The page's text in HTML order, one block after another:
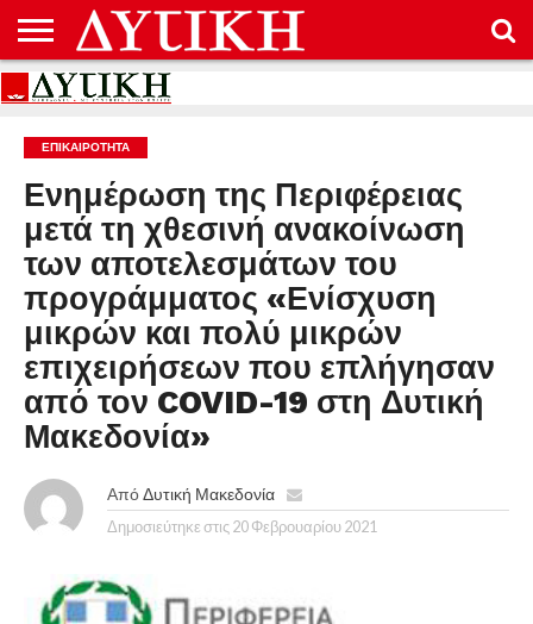
ΑΡΧΙΚΉ
ΕΠΙΚΟΙΝΩΝΊΑ
ΌΡΟΙ
ΠΡΟΣΤΑΣΊΑ
ΔΕΔΟΜΈΝΩΝ
ΕΠΙΚΑΙΡΟΤΗΤΑ
Ενημέρωση της Περιφέρειας
μετά τη χθεσινή ανακοίνωση
των αποτελεσμάτων του
προγράμματος «Ενίσχυση
μικρών και πολύ μικρών
επιχειρήσεων που επλήγησαν
από τον COVID-19 στη Δυτική
Μακεδονία»
Από Δυτική Μακεδονία
Δημοσιεύτηκε στις 20 Φεβρουαρίου 2021